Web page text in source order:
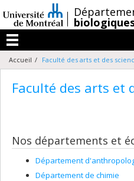
au
contenu
/
Menu
Accueil Faculté des arts et des
Faculté des arts et
Nos départements et
Département
Département de chimie